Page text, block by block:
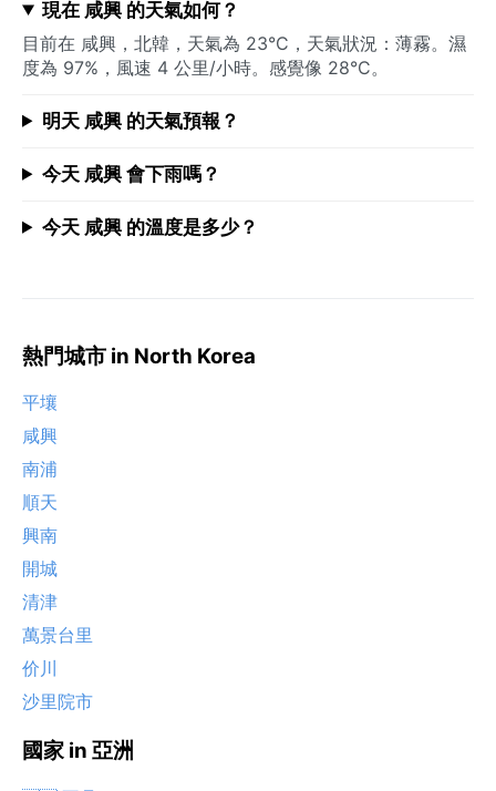
現在 咸興 的天氣如何？
目前在 咸興，北韓，天氣為 23°C，天氣狀況：薄霧。濕
度為 97%，風速 4 公里/小時。感覺像 28°C。
明天 咸興 的天氣預報？
今天 咸興 會下雨嗎？
今天 咸興 的溫度是多少？
熱門城市 in North Korea
平壤
咸興
南浦
順天
興南
開城
清津
萬景台里
价川
沙里院市
國家 in 亞洲